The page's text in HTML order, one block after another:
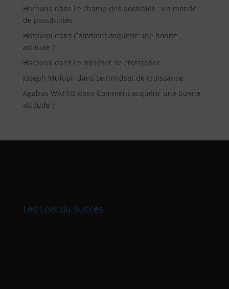
Harouna dans Le champ des possibles : un monde
de possibilités
Harouna dans Comment acquérir une bonne
attitude ?
Harouna dans Le mindset de croissance
Joseph Mufupi. dans Le mindset de croissance
Agabus WATTO dans Comment acquérir une bonne
attitude ?
Les Lois du Succès